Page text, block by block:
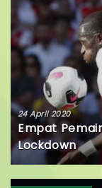
24 April 2020
Empat
Lockdown